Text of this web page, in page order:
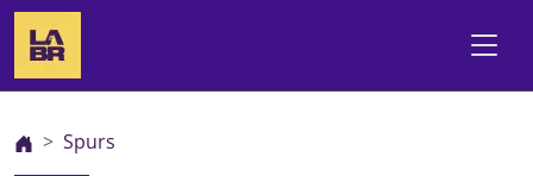
Spurs